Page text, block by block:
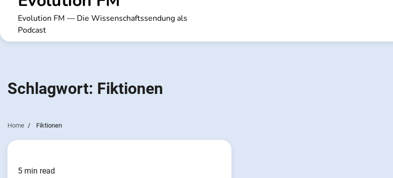
Evolution FM — Die Wissenschaftssendung als
Podcast
Schlagwort: Fiktionen
Home Fiktionen
5 min read